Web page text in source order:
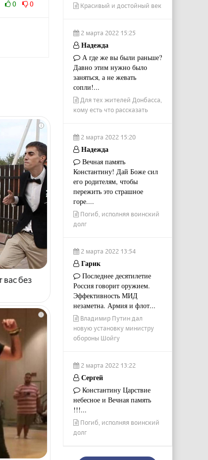
0 0
i
вас без
i
Красивый и достойный век
2 марта 2022 15:25
Надежда
А где же вы были раньше?
Давно этим нужно было
заняться, а не жевать
сопли!...
Для тех жителей Донбасса,
кому есть что рассказать
2 марта 2022 15:20
Надежда
Вечная память
Константину! Дай Боже сил
его родителям, чтобы
пережить это страшное
горе....
Погиб, исполняя воинский
долг
2 марта 2022 13:54
Гарик
Последнее десятилетие
Россия говорит оружием.
Эффективность МИД
незаметна. Армия и флот...
Владимир Путин дал
новую установку министру
обороны Шойгу
2 марта 2022 13:22
Сергей
Константину Царствие
небесное и Вечная память
!!!...
Погиб, исполняя воинский
долг